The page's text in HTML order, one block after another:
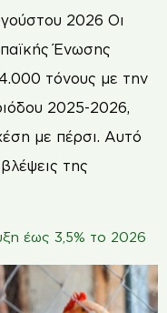
2026 Οι
Ένωσης
τόνους με την
2025-2026,
με πέρσι. Αυτό
της
έως 3,5% το 2026